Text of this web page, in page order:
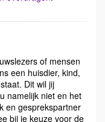
of mensen
een huisdier, kind,
Dit wil jij
namelijk niet en het
en gesprekspartner
bij je keuze voor de